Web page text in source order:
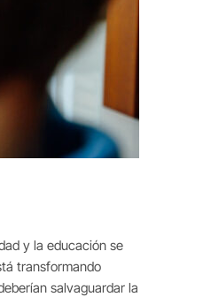
y la educación se
transformando
salvaguardar la